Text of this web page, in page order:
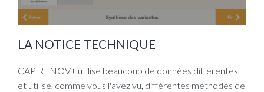
LA NOTICE TECHNIQUE
CAP RENOV+ utilise beaucoup de données différentes,
et utilise, comme vous l'avez vu, différentes méthodes de